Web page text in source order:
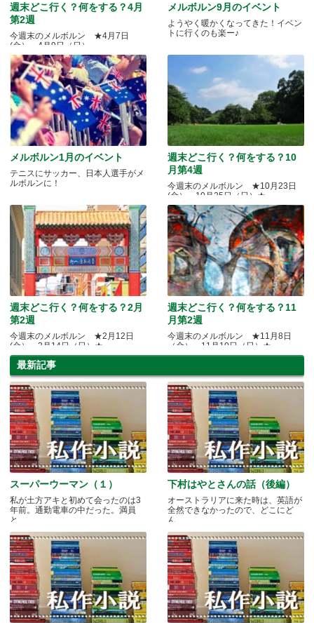
週末どこ行く？何をする？4月
第2週
今週末のメルボルン ★4月7日
(金）～4月9日（日）
メルボルン9月のイベント
ようやく暖かくなってきた！イベン
トに行くのも楽ー♪
メルボルン1月のイベント
テニスにサッカー、日本人選手がメ
ルボルンに！
週末どこ行く？何をする？10
月第4週
今週末のメルボルン ★10月23日
(金）～10月25日（日）★
週末どこ行く？何をする？2月
第2週
今週末のメルボルン ★2月12日
(金）～2月14日（日）★
週末どこ行く？何をする？11
月第2週
今週末のメルボルン ★11月8日
（金）～11月10日（日）★
最新記事
スーパーウーマン（１）
私が土方アキと初めて会ったのは3
年前。通勤電車の中だった。満員
と.....
下村はやとさんの話（後編）
オーストラリアに来た時は、英語が
全然できなかったので、どこにど
ん.....